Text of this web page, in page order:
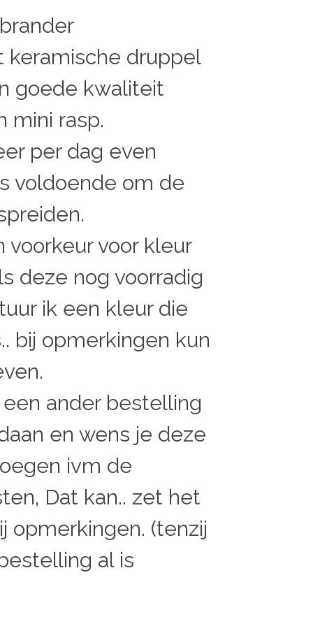
keramische druppel
goede kwaliteit
mini rasp.
per dag even
voldoende om de
voorkeur voor kleur
deze nog voorradig
ik een kleur die
bij opmerkingen kun
ander bestelling
en wens je deze
ivm de
Dat kan.. zet het
opmerkingen. (tenzij
al is